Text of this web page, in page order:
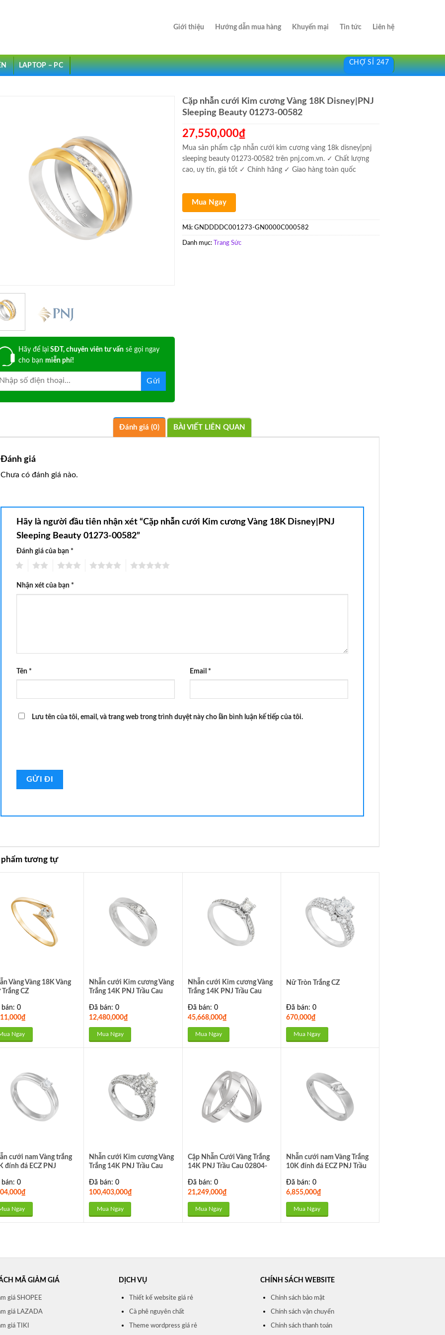
Giới thiệu Hướng dẫn mua hàng Khuyến mại Tin tức Liên hệ
LAPTOP – PC CHỢ SỈ 247
Hãy để lại SĐT, chuyên viên tư vấn sẽ gọi ngay
cho bạn miễn phí!
Cặp nhẫn cưới Kim cương Vàng 18K Disney|PNJ
Sleeping Beauty 01273-00582
27,550,000₫
Mua sản phẩm cặp nhẫn cưới kim cương vàng 18k disney|pnj
sleeping beauty 01273-00582 trên pnj.com.vn. ✓ Chất lượng
cao, uy tín, giá tốt ✓ Chính hãng ✓ Giao hàng toàn quốc
Mua Ngay
Mã: GNDDDDC001273-GN0000C000582
Danh mục: Trang Sức
Đánh giá (0) BÀI VIẾT LIÊN QUAN
Đánh giá
Chưa có đánh giá nào.
Hãy là người đầu tiên nhận xét “Cặp nhẫn cưới Kim cương Vàng 18K Disney|PNJ
Sleeping Beauty 01273-00582”
Đánh giá của bạn *
Nhận xét của bạn *
Tên * Email *
Lưu tên của tôi, email, và trang web trong trình duyệt này cho lần bình luận kế tiếp của tôi.
phẩm tương tự
Vàng Vàng 18K Vàng
CZ
0
₫
Ngay
Nhẫn cưới Kim cương Vàng
Trắng 14K PNJ Trầu Cau
Đã bán: 0
12,480,000₫
Mua Ngay
Nhẫn cưới Kim cương Vàng
Trắng 14K PNJ Trầu Cau
Đã bán: 0
45,668,000₫
Mua Ngay
Nữ Tròn Trắng CZ
Đã bán: 0
670,000₫
Mua Ngay
cưới nam Vàng trắng
đính đá ECZ PNJ
0
₫
Ngay
Nhẫn cưới Kim cương Vàng
Trắng 14K PNJ Trầu Cau
Đã bán: 0
100,403,000₫
Mua Ngay
Cặp Nhẫn Cưới Vàng Trắng
14K PNJ Trầu Cau 02804-
Đã bán: 0
21,249,000₫
Mua Ngay
Nhẫn cưới nam Vàng Trắng
10K đính đá ECZ PNJ Trầu
Đã bán: 0
6,855,000₫
Mua Ngay
MÃ GIẢM GIÁ
giá SHOPEE
giá LAZADA
giá TIKI
DỊCH VỤ
Thiết kế website giá rẻ
Cà phê nguyên chất
Theme wordpress giá rẻ
CHÍNH SÁCH WEBSITE
Chính sách bảo mật
Chính sách vận chuyển
Chính sách thanh toán